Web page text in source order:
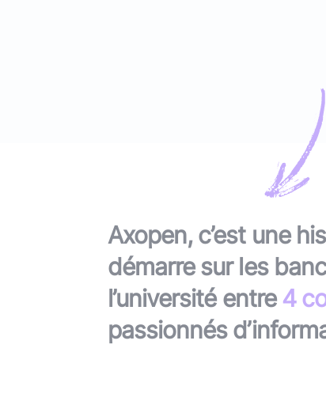
Axopen, c’est une
démarre sur les
l’université entre 4
passionnés